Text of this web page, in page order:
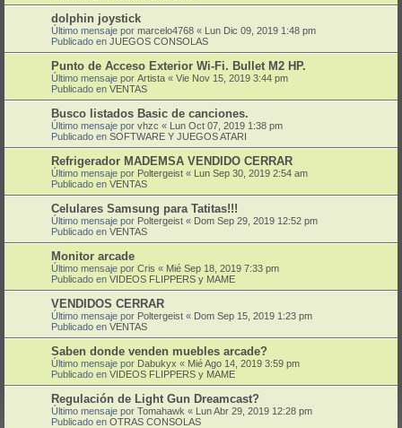
dolphin joystick
Último mensaje por marcelo4768 « Lun Dic 09, 2019 1:48 pm
Publicado en JUEGOS CONSOLAS
Punto de Acceso Exterior Wi-Fi. Bullet M2 HP.
Último mensaje por Artista « Vie Nov 15, 2019 3:44 pm
Publicado en VENTAS
Busco listados Basic de canciones.
Último mensaje por vhzc « Lun Oct 07, 2019 1:38 pm
Publicado en SOFTWARE Y JUEGOS ATARI
Refrigerador MADEMSA VENDIDO CERRAR
Último mensaje por Poltergeist « Lun Sep 30, 2019 2:54 am
Publicado en VENTAS
Celulares Samsung para Tatitas!!!
Último mensaje por Poltergeist « Dom Sep 29, 2019 12:52 pm
Publicado en VENTAS
Monitor arcade
Último mensaje por Cris « Mié Sep 18, 2019 7:33 pm
Publicado en VIDEOS FLIPPERS y MAME
VENDIDOS CERRAR
Último mensaje por Poltergeist « Dom Sep 15, 2019 1:23 pm
Publicado en VENTAS
Saben donde venden muebles arcade?
Último mensaje por Dabukyx « Mié Ago 14, 2019 3:59 pm
Publicado en VIDEOS FLIPPERS y MAME
Regulación de Light Gun Dreamcast?
Último mensaje por Tomahawk « Lun Abr 29, 2019 12:28 pm
Publicado en OTRAS CONSOLAS